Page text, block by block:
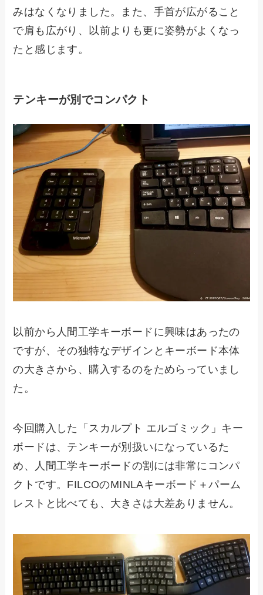
みはなくなりました。また、手首が広がること
で肩も広がり、以前よりも更に姿勢がよくなっ
たと感じます。
テンキーが別でコンパクト
以前から人間工学キーボードに興味はあったの
ですが、その独特なデザインとキーボード本体
の大きさから、購入するのをためらっていまし
た。
今回購入した「スカルプト エルゴミック」キー
ボードは、テンキーが別扱いになっているた
め、人間工学キーボードの割には非常にコンパ
クトです。FILCOのMINLAキーボード＋パーム
レストと比べても、大きさは大差ありません。